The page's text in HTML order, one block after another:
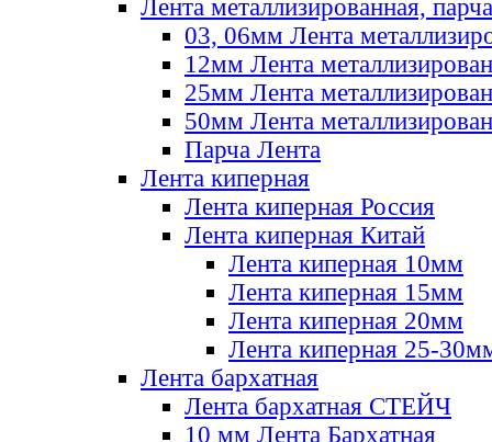
Лента металлизированная, парча
03, 06мм Лента
12мм Лента
25мм Лента
50мм Лента
Парча Лента
Лента киперная
Лента киперная Россия
Лента киперная Китай
Лента киперная 10мм
Лента киперная 15мм
Лента киперная 20мм
Лента киперная 25-
Лента бархатная
Лента бархатная СТЕЙЧ
10 мм Лента Бархатная